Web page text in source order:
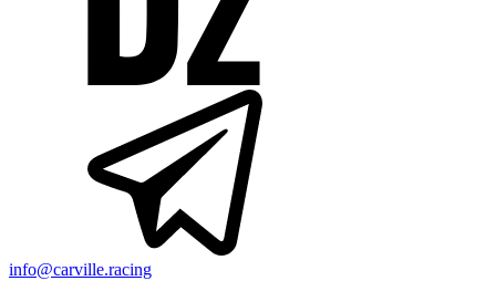
info@carville.racing